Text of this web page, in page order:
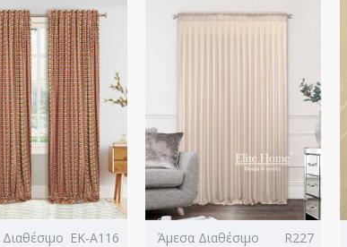
ΕΚ-Α116 Άμεσα Διαθέσιμο R227